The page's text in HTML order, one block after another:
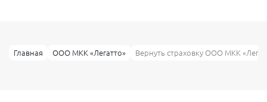
Главная ООО МКК «Легатто» Вернуть страховку ООО МКК